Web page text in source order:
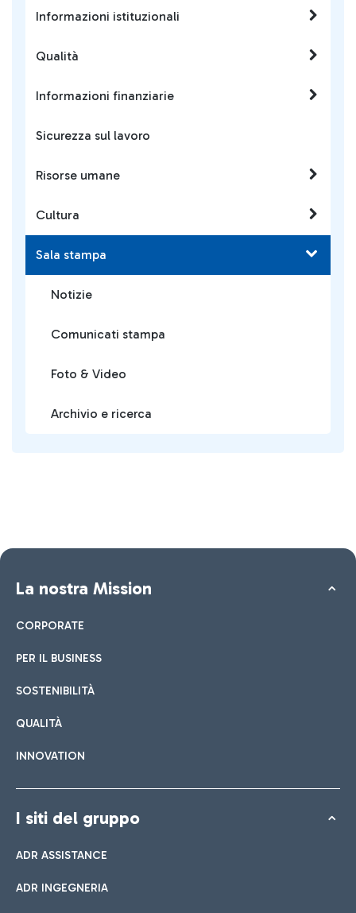
Informazioni istituzionali
Qualità
Informazioni finanziarie
Sicurezza sul lavoro
Risorse umane
Cultura
Sala stampa
Notizie
Comunicati stampa
Foto & Video
Archivio e ricerca
La nostra Mission
CORPORATE
PER IL BUSINESS
SOSTENIBILITÀ
QUALITÀ
INNOVATION
I siti del gruppo
ADR ASSISTANCE
ADR INGEGNERIA